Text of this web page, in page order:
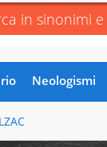
Neologismi